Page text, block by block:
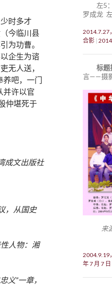
时多才
今临川县
为功曹。
企生为谘
无人送，
养吧，一门
并许以官
仲堪死于
成文出版社
，从国史
人物：湘
义”一章，
左5
罗成龙
2014.7.27
合影 2014
标题
言——摄
来
2004.9.19
年 7 月 7 日